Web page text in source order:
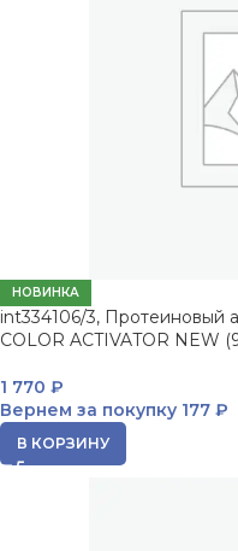
НОВИНКА
int334106/3, Протеиновый
COLOR ACTIVATOR NEW
1 770 ₽
Вернем за покупку 177 ₽
В КОРЗИНУ